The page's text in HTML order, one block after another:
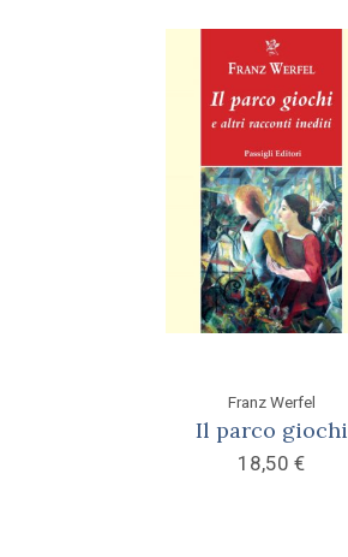
Franz Werfel
Il parco giochi
18,50€